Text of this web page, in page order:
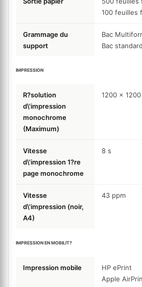
100 feuilles
Grammage du
support
Bac
Bac
IMPRESSION
R?solution
d\'impression
monochrome
(Maximum)
1200 x 1200
Vitesse
d\'impression 1?re
page monochrome
8 s
Vitesse
d\'impression (noir,
A4)
43 ppm
IMPRESSION EN MOBILIT?
Impression mobile
HP ePrint
Apple